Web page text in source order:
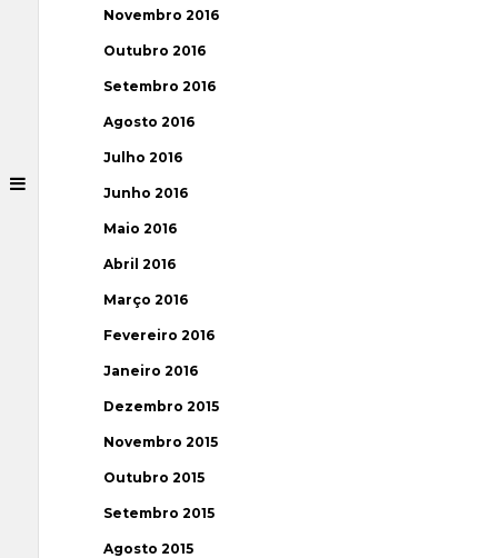
Novembro 2016
Outubro 2016
Setembro 2016
Agosto 2016
Julho 2016
Junho 2016
Maio 2016
Abril 2016
Março 2016
Fevereiro 2016
Janeiro 2016
Dezembro 2015
Novembro 2015
Outubro 2015
Setembro 2015
Agosto 2015